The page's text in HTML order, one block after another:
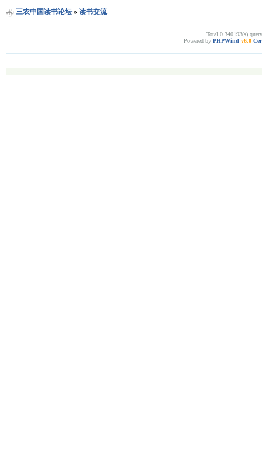
三农中国读书论坛» 读书交流
Total 0.340193(s)
Powered by PHPWind v6.0